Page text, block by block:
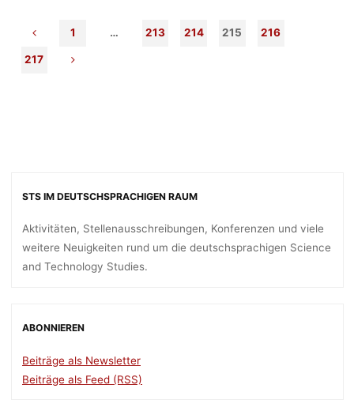
Conference
Society
(May
8–
9,
1 … 213 214 215 216
217
STS IM DEUTSCHSPRACHIGEN RAUM
Aktivitäten, Stellenausschreibungen, Konferenzen und viele
weitere Neuigkeiten rund um die deutschsprachigen Science
and Technology Studies.
ABONNIEREN
Beiträge als Newsletter
Beiträge als Feed (RSS)